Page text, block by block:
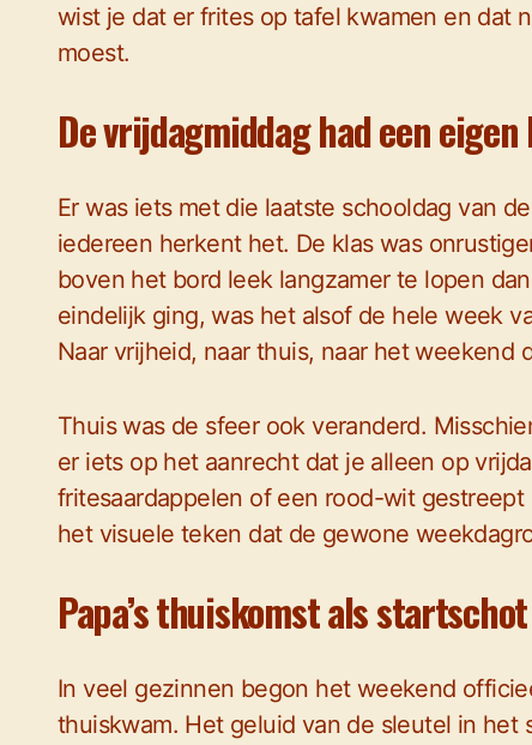
wist je dat er frites op tafel kwamen en dat
moest.
De vrijdagmiddag had een
Er was iets met die laatste schooldag van
iedereen herkent het. De klas was
boven het bord leek langzamer te lopen
eindelijk ging, was het alsof de hele week
Naar vrijheid, naar thuis, naar het weekend
Thuis was de sfeer ook veranderd.
er iets op het aanrecht dat je alleen op
fritesaardappelen of een rood-wit
het visuele teken dat de gewone
Papa’s thuiskomst als startschot
In veel gezinnen begon het weekend
thuiskwam. Het geluid van de sleutel in